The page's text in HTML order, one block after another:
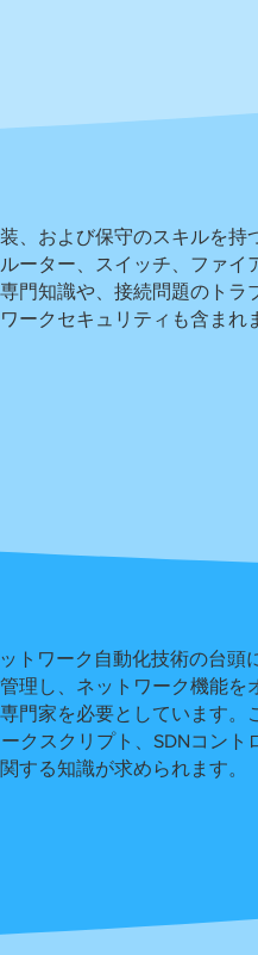
、および保守のスキルを持
ーター、スイッチ、ファイ
門知識や、接続問題のトラ
ークセキュリティも含まれ
トワーク自動化技術の台頭
理し、ネットワーク機能を
門家を必要としています。
クスクリプト、SDNコント
する知識が求められます。